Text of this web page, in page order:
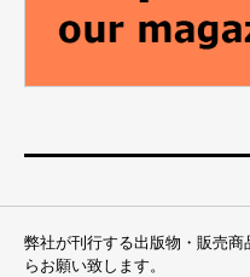
弊社が刊行する出版物・販売
らお願い致します。